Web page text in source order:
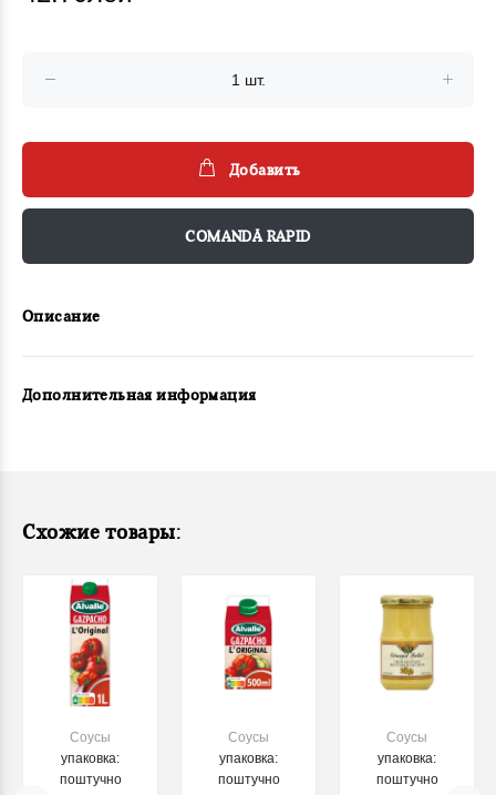
Добавить
COMANDĂ RAPID
Описание
Дополнительная информация
Схожие товары:
Соусы
упаковка:
поштучно
Соусы
упаковка:
поштучно
Соусы
упаковка:
поштучно